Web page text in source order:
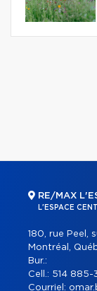
RE/MAX
L'ESPACE
180, rue Peel,
Montréal,
Bur.:
Cell.: 514 885-
Courriel: